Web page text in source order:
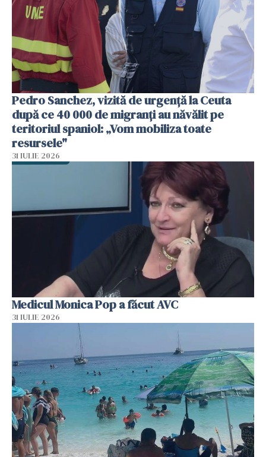
Pedro Sanchez, vizită de urgență la Ceuta
după ce 40 000 de migranți au năvălit pe
teritoriul spaniol: „Vom mobiliza toate
resursele"
31 IULIE 2026
Medicul Monica Pop a făcut AVC
31 IULIE 2026